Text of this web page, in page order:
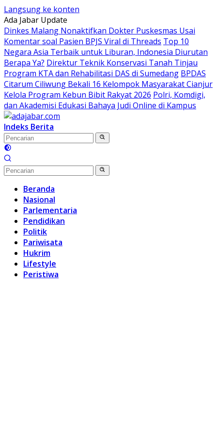
Langsung ke konten
Ada Jabar Update
Dinkes Malang Nonaktifkan Dokter Puskesmas Usai
Komentar soal Pasien BPJS Viral di Threads Top 10
Negara Asia Terbaik untuk Liburan, Indonesia Diurutan
Berapa Ya? Direktur Teknik Konservasi Tanah Tinjau
Program KTA dan Rehabilitasi DAS di Sumedang BPDAS
Citarum Ciliwung Bekali 16 Kelompok Masyarakat Cianjur
Kelola Program Kebun Bibit Rakyat 2026 Polri, Komdigi,
dan Akademisi Edukasi Bahaya Judi Online di Kampus
Indeks Berita
Beranda
Nasional
Parlementaria
Pendidikan
Politik
Pariwisata
Hukrim
Lifestyle
Peristiwa